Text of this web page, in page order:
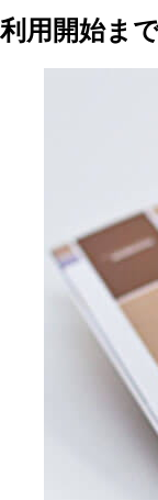
利用開始ま